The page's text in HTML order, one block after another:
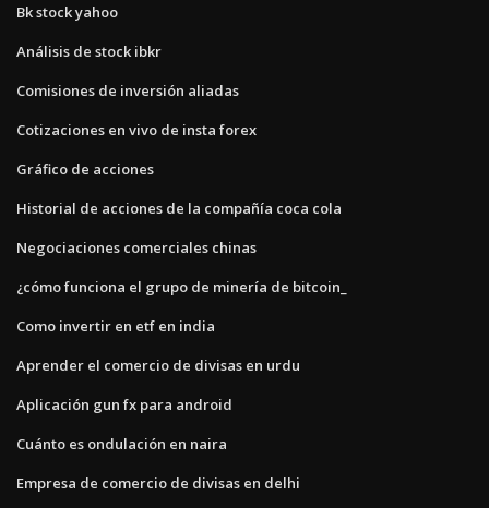
Bk stock yahoo
Análisis de stock ibkr
Comisiones de inversión aliadas
Cotizaciones en vivo de insta forex
Gráfico de acciones
Historial de acciones de la compañía coca cola
Negociaciones comerciales chinas
¿cómo funciona el grupo de minería de bitcoin_
Como invertir en etf en india
Aprender el comercio de divisas en urdu
Aplicación gun fx para android
Cuánto es ondulación en naira
Empresa de comercio de divisas en delhi